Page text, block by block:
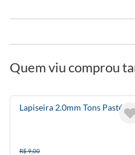
Quem viu comprou
Lapiseira 2.0mm Tons Pastéis
R$ 9,00